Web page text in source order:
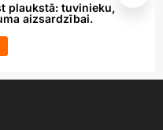
plaukstā: tuvinieku,
aizsardzībai.